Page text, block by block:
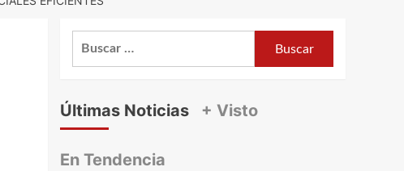
Últimas Noticias + Visto
En Tendencia